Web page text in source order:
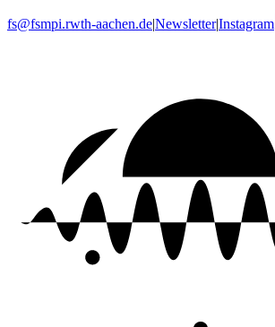
fs@fsmpi.rwth-aachen.de|Newsletter|Instagram